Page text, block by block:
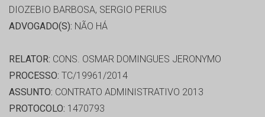
DIOZEBIO BARBOSA, SERGIO PERIUS
ADVOGADO(S): NÃO HÁ
RELATOR: CONS. OSMAR DOMINGUES JERONYMO
PROCESSO: TC/19961/2014
ASSUNTO: CONTRATO ADMINISTRATIVO 2013
PROTOCOLO: 1470793